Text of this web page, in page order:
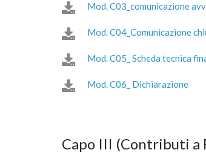
Mod. C03_comunicazione
Mod. C04_Comunicazione
Mod. C05_ Scheda tecnica
Mod. C06_ Dichiarazione
Capo III (Contributi a